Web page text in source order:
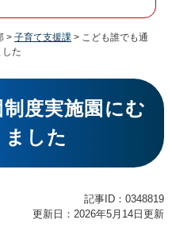
> 子育て支援課 > こども誰でも通
た
度実施園にむ
した
記事ID：0348819
更新日：2026年5月14日更新